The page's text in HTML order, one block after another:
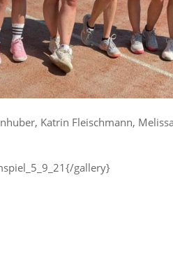
Katrin Fleischmann,
gallery}